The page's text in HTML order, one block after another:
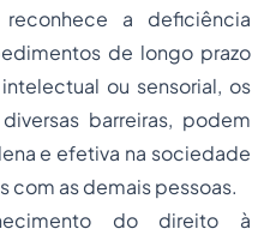
a deficiência
de longo prazo
ou sensorial, os
barreiras, podem
e efetiva na sociedade
as demais pessoas.
do direito à